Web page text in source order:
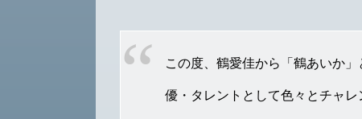
この度、鶴愛佳から「鶴あいか
優・タレントとして色々とチャレ